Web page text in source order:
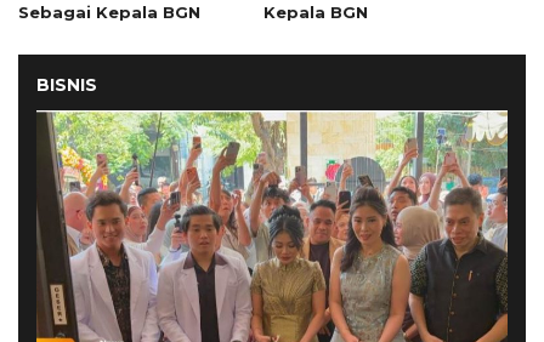
Sebagai Kepala BGN
Kepala BGN
BISNIS